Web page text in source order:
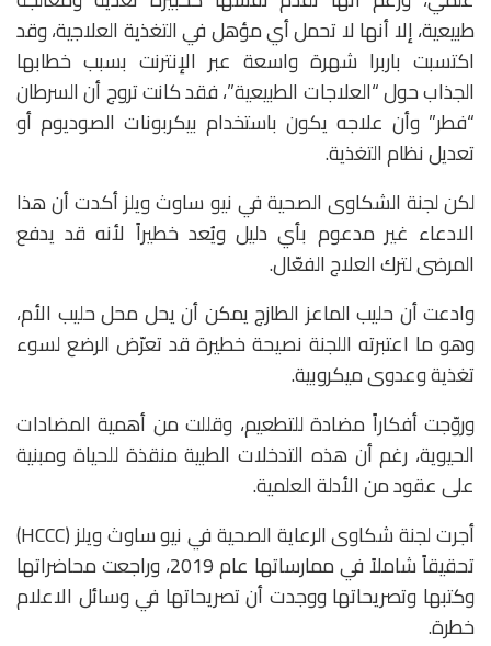
طبيعية، إلا أنها لا تحمل أي مؤهل في التغذية العلاجية، وقد
اكتسبت باربرا شهرة واسعة عبر الإنترنت بسبب خطابها
الجذاب حول “العلاجات الطبيعية”، فقد كانت تروج أن السرطان
“فطر” وأن علاجه يكون باستخدام بيكربونات الصوديوم أو
تعديل نظام التغذية.
لكن لجنة الشكاوى الصحية في نيو ساوث ويلز أكدت أن هذا
الادعاء غير مدعوم بأي دليل ويُعد خطيراً لأنه قد يدفع
المرضى لترك العلاج الفعّال.
وادعت أن حليب الماعز الطازج يمكن أن يحل محل حليب الأم،
وهو ما اعتبرته اللجنة نصيحة خطيرة قد تعرّض الرضع لسوء
تغذية وعدوى ميكروبية.
وروّجت أفكاراً مضادة للتطعيم، وقللت من أهمية المضادات
الحيوية، رغم أن هذه التدخلات الطبية منقذة للحياة ومبنية
على عقود من الأدلة العلمية.
أجرت لجنة شكاوى الرعاية الصحية في نيو ساوث ويلز (HCCC)
تحقيقاً شاملاً في ممارساتها عام 2019، وراجعت محاضراتها
وكتبها وتصريحاتها ووجدت أن تصريحاتها في وسائل الاعلام
خطرة.